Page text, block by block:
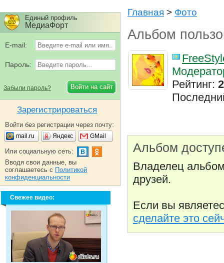
Главная > Фото
Альбом
Рейтинг:
Альбом
Владелец
друзей.
Если вы
сделайте это
Единый профиль
МедиаФорт
E-mail:
Пароль:
Забыли пароль?
Зарегистрироваться
Войти без регистрации через почту:
mail.ru Яндекс GMail
Или социальную сеть:
Вводя свои данные, вы
соглашаетесь с Политикой
конфиденциальности
Свежее видео: